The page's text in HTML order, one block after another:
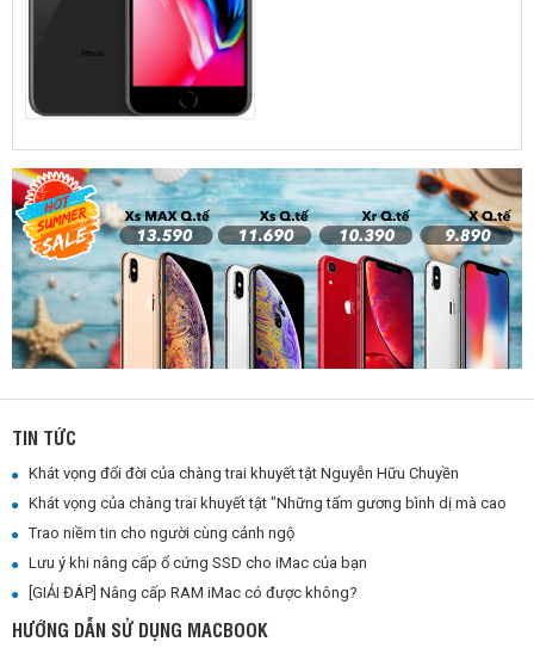
TIN TỨC
Khát vọng đổi đời của chàng trai khuyết tật Nguyễn Hữu Chuyền
Khát vọng của chàng trai khuyết tật "Những tấm gương bình dị mà cao quý"
Trao niềm tin cho người cùng cảnh ngộ
Lưu ý khi nâng cấp ổ cứng SSD cho iMac của bạn
[GIẢI ĐÁP] Nâng cấp RAM iMac có được không?
HƯỚNG DẪN SỬ DỤNG MACBOOK